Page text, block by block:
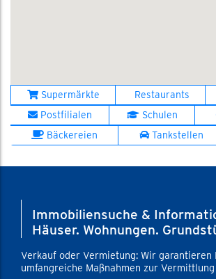
Supermärkte Restaurants
Postfilialen
Schulen
Bäckereien
Tankstellen
Immobiliensuche &
Häuser. Wohnungen.
Verkauf oder Vermietung: Wir garantieren
umfangreiche Maßnahmen zur